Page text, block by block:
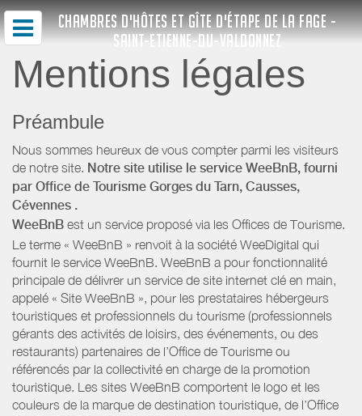
CHAMBRES D'HÔTES ET GÎTE D'ÉTAPE DE LA FAGE -
SAINT-ETIENNE-DU-VALDONNEZ
Mentions légales
Préambule
Nous sommes heureux de vous compter parmi les visiteurs
de notre site. Notre site utilise le service WeeBnB, fourni
par Office de Tourisme Gorges du Tarn, Causses,
Cévennes .
WeeBnB est un service proposé via les Offices de Tourisme.
Le terme « WeeBnB » renvoit à la société WeeDigital qui
fournit le service WeeBnB. WeeBnB a pour fonctionnalité
principale de délivrer un service de site internet clé en main,
appelé « Site WeeBnB », pour les prestataires hébergeurs
touristiques et professionnels du tourisme (professionnels
gérants des activités de loisirs, des événements, ou des
restaurants) partenaires de l’Office de Tourisme ou
référencés par la collectivité en charge de la promotion
touristique. Les sites WeeBnB comportent le logo et les
couleurs de la marque de destination touristique, de l’Office